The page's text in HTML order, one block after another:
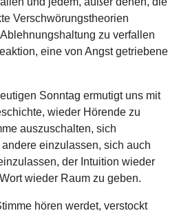
Verschwörungstheorien
zu verfallen
eine von Angst getriebene
Sonntag ermutigt uns mit
wieder Hörende zu
auszuschalten, sich
einzulassen, sich auch
der Intuition wieder
wieder Raum zu geben.
hören werdet, verstockt